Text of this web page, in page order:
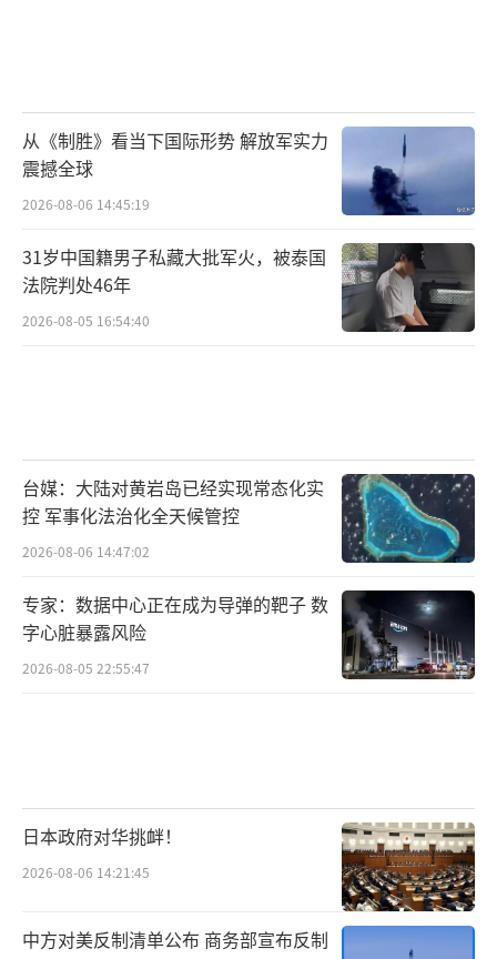
从《制胜》看当下国际形势 解放军实力
震撼全球
2026-08-06 14:45:19
31岁中国籍男子私藏大批军火，被泰国
法院判处46年
2026-08-05 16:54:40
台媒：大陆对黄岩岛已经实现常态化实
控 军事化法治化全天候管控
2026-08-06 14:47:02
专家：数据中心正在成为导弹的靶子 数
字心脏暴露风险
2026-08-05 22:55:47
日本政府对华挑衅！
2026-08-06 14:21:45
中方对美反制清单公布 商务部宣布反制